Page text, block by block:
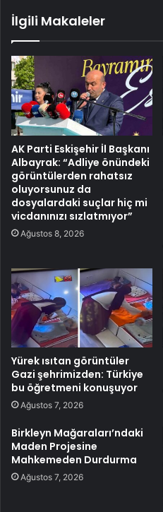
İlgili Makaleler
AK Parti Eskişehir İl Başkanı
Albayrak: “Adliye önündeki
görüntülerden rahatsız
oluyorsunuz da
dosyalardaki suçlar hiç mi
vicdanınızı sızlatmıyor”
Ağustos 8, 2026
Yürek ısıtan görüntüler
Gazi şehrimizden: Türkiye
bu öğretmeni konuşuyor
Ağustos 7, 2026
Birkleyn Mağaraları’ndaki
Maden Projesine
Mahkemeden Durdurma
Ağustos 7, 2026